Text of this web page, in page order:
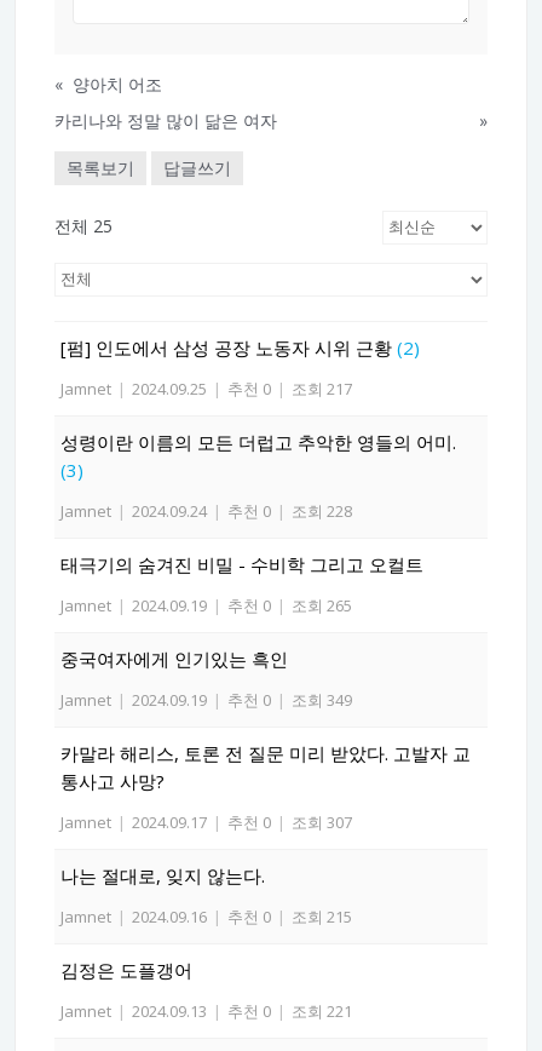
« 양아치 어조
카리나와 정말 많이 닮은 여자
»
목록보기 답글쓰기
전체 25
[펌] 인도에서 삼성 공장 노동자 시위 근황 (2)
Jamnet | 2024.09.25 | 추천 0 | 조회 217
성령이란 이름의 모든 더럽고 추악한 영들의 어미.
(3)
Jamnet | 2024.09.24 | 추천 0 | 조회 228
태극기의 숨겨진 비밀 - 수비학 그리고 오컬트
Jamnet | 2024.09.19 | 추천 0 | 조회 265
중국여자에게 인기있는 흑인
Jamnet | 2024.09.19 | 추천 0 | 조회 349
카말라 해리스, 토론 전 질문 미리 받았다. 고발자 교
통사고 사망?
Jamnet | 2024.09.17 | 추천 0 | 조회 307
나는 절대로, 잊지 않는다.
Jamnet | 2024.09.16 | 추천 0 | 조회 215
김정은 도플갱어
Jamnet | 2024.09.13 | 추천 0 | 조회 221